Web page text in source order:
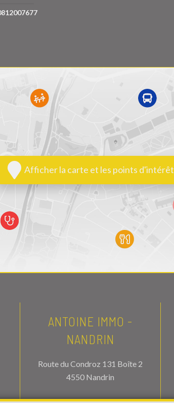
Afficher la carte et les points d'intérêt
ANTOINE IMMO -
NANDRIN
Route du Condroz 131 Boîte 2
4550 Nandrin